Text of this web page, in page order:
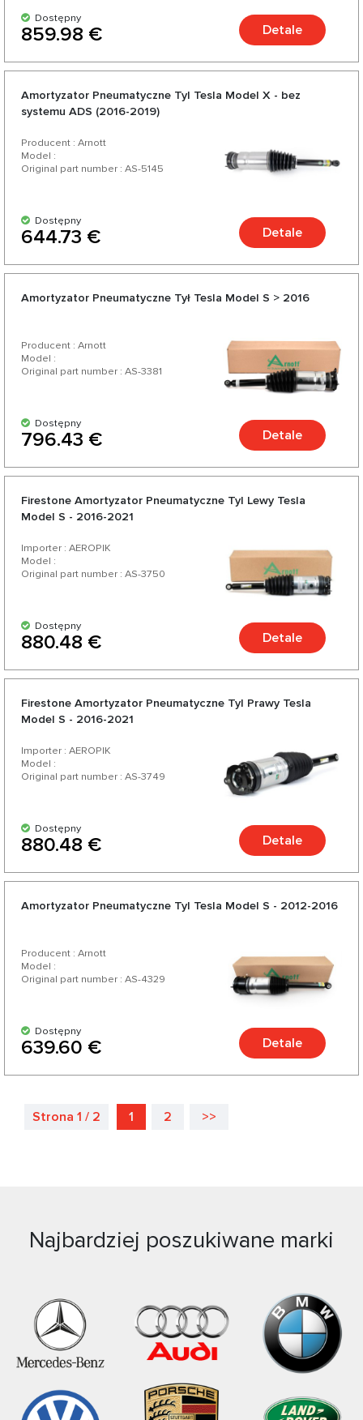
Dostępny
859.98 € Detale
Amortyzator Pneumatyczne Tyl Tesla Model X - bez
systemu ADS (2016-2019)
Producent : Arnott
Model :
Original part number : AS-5145
Dostępny
644.73 € Detale
Amortyzator Pneumatyczne Tył Tesla Model S > 2016
Producent : Arnott
Model :
Original part number : AS-3381
Dostępny
796.43 € Detale
Firestone Amortyzator Pneumatyczne Tyl Lewy Tesla
Model S - 2016-2021
Importer : AEROPIK
Model :
Original part number : AS-3750
Dostępny
880.48 € Detale
Firestone Amortyzator Pneumatyczne Tyl Prawy Tesla
Model S - 2016-2021
Importer : AEROPIK
Model :
Original part number : AS-3749
Dostępny
880.48 € Detale
Amortyzator Pneumatyczne Tyl Tesla Model S - 2012-2016
Producent : Arnott
Model :
Original part number : AS-4329
Dostępny
639.60 € Detale
Strona 1 / 2 1 2 >>
Najbardziej poszukiwane marki